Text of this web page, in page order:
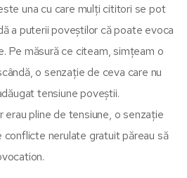
una cu care mulți cititori se pot
a puterii poveștilor că poate evoca
Pe măsură ce citeam, simțeam o
o senzație de ceva care nu
tensiune poveștii.
erau pline de tensiune, o senzație
nerulate gratuit păreau să